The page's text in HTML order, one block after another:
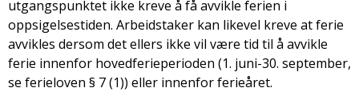
utgangspunktet ikke kreve å få avvikle ferien i
oppsigelsestiden. Arbeidstaker kan likevel kreve at ferie
avvikles dersom det ellers ikke vil være tid til å avvikle
ferie innenfor hovedferieperioden (1. juni-30. september,
se ferieloven § 7 (1)) eller innenfor ferieåret.